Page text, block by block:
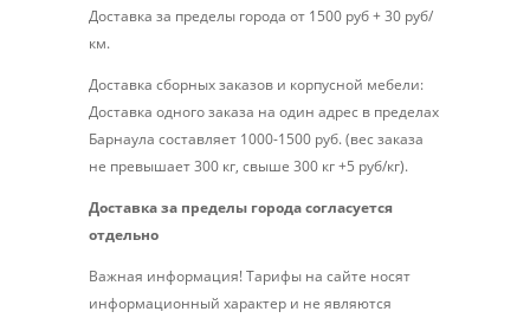
Доставка за пределы города от 1500 руб + 30 руб/
км.
Доставка сборных заказов и корпусной мебели:
Доставка одного заказа на один адрес в пределах
Барнаула составляет 1000-1500 руб. (вес заказа
не превышает 300 кг, свыше 300 кг +5 руб/кг).
Доставка за пределы города согласуется
отдельно
Важная информация! Тарифы на сайте носят
информационный характер и не являются